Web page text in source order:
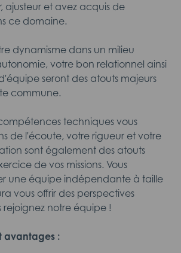
ajusteur et avez acquis de
ce domaine.
dynamisme dans un milieu
votre bon relationnel ainsi
seront des atouts majeurs
commune.
techniques vous
de l'écoute, votre rigueur et votre
sont également des atouts
de vos missions. Vous
une équipe indépendante à taille
vous offrir des perspectives
rejoignez notre équipe !
avantages :